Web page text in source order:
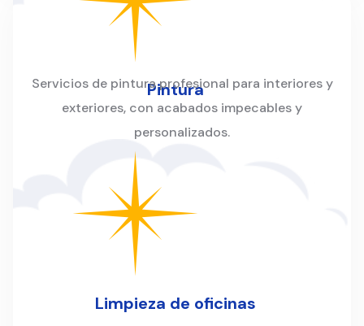
Pintura
Servicios de pintura profesional para interiores y
exteriores, con acabados impecables y
personalizados.
Limpieza de oficinas